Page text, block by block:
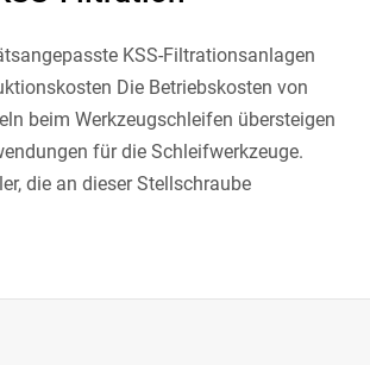
KSS-Filtrationsanlagen
Die Betriebskosten von
beim Werkzeugschleifen übersteigen
für die Schleifwerkzeuge.
die an dieser Stellschraube